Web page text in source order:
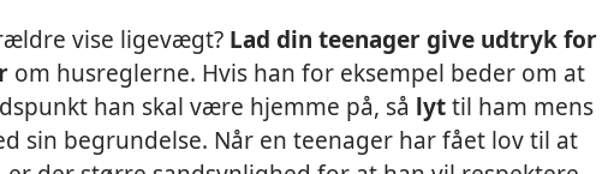
vise ligevægt? Lad din teenager give udtryk for
om husreglerne. Hvis han for eksempel beder om at
han skal være hjemme på, så lyttil ham mens
sin begrundelse. Når en teenager har fået lov til at